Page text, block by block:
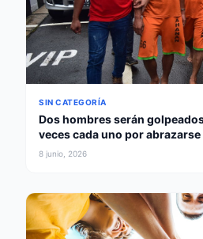
SIN CATEGORÍA
Dos hombres serán
veces cada uno por
8 junio, 2026